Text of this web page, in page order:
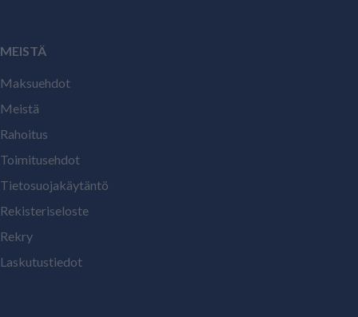
MEISTÄ
Maksuehdot
Meistä
Rahoitus
Toimitusehdot
Tietosuojakäytäntö
Rekisteriseloste
Rekry
Laskutustiedot